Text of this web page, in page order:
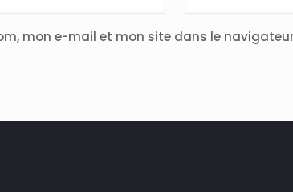
mon e-mail et mon site dans le